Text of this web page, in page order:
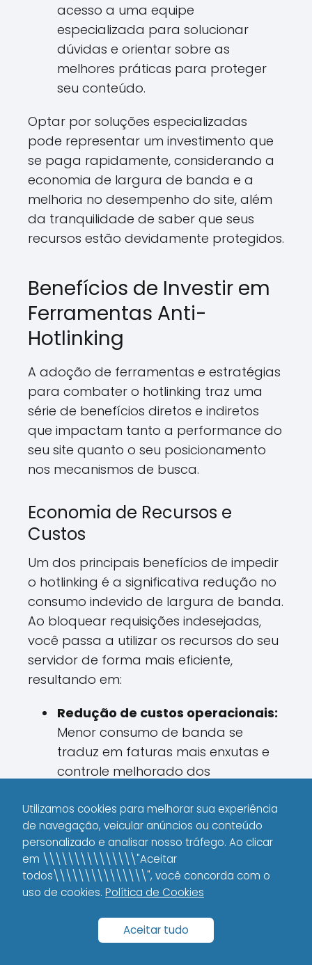
acesso a uma equipe
especializada para solucionar
dúvidas e orientar sobre as
melhores práticas para proteger
seu conteúdo.
Optar por soluções especializadas
pode representar um investimento que
se paga rapidamente, considerando a
economia de largura de banda e a
melhoria no desempenho do site, além
da tranquilidade de saber que seus
recursos estão devidamente protegidos.
Benefícios de Investir em
Ferramentas Anti-
Hotlinking
A adoção de ferramentas e estratégias
para combater o hotlinking traz uma
série de benefícios diretos e indiretos
que impactam tanto a performance do
seu site quanto o seu posicionamento
nos mecanismos de busca.
Economia de Recursos e
Custos
Um dos principais benefícios de impedir
o hotlinking é a significativa redução no
consumo indevido de largura de banda.
Ao bloquear requisições indesejadas,
você passa a utilizar os recursos do seu
servidor de forma mais eficiente,
resultando em:
Redução de custos operacionais:
Menor consumo de banda se
traduz em faturas mais enxutas e
controle melhorado dos
Melhor desempenho do servidor:
Com um tráfego controlado e
genuíno, seu servidor opera de
maneira mais estável,
proporcionando uma experiência
positiva para os usuários.
Utilizamos cookies para melhorar sua experiência
de navegação, veicular anúncios ou conteúdo
personalizado e analisar nosso tráfego. Ao clicar
em \\\\\\\\\\\\\\\"Aceitar
todos\\\\\\\\\\\\\\\", você concorda com o
uso de cookies. Política de Cookies
Aceitar tudo